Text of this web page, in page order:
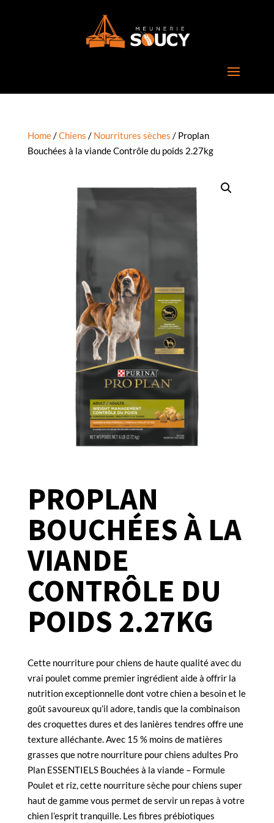
Home/Chiens / Nourritures sèches / Proplan
Bouchées à la viande Contrôle du poids 2.27kg
PROPLAN
BOUCHÉES À LA
VIANDE
CONTRÔLE DU
POIDS 2.27KG
Cette nourriture pour chiens de haute qualité avec du
vrai poulet comme premier ingrédient aide à offrir la
nutrition exceptionnelle dont votre chien a besoin et le
goût savoureux qu’il adore, tandis que la combinaison
des croquettes dures et des lanières tendres offre une
texture alléchante. Avec 15 % moins de matières
grasses que notre nourriture pour chiens adultes Pro
Plan ESSENTIELS Bouchées à la viande – Formule
Poulet et riz, cette nourriture sèche pour chiens super
haut de gamme vous permet de servir un repas à votre
chien l’esprit tranquille. Les fibres prébiotiques